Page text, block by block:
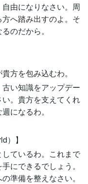
由になりなさい。周
へ踏み出すのよ。そ
のだから。
方を包み込むわ。
い知識をアップデー
。貴方を支えてくれ
になるわ。
）】
ているわ。これまで
にできるでしょう。
準備を整えなさい。